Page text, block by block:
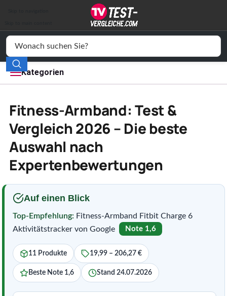
Kategorien
Elektronik
Freizeit
Wohnen
Service
Vergleichssiegel
Fitness-Armband: Test &
Vergleich 2026 – Die beste
Auswahl nach
Expertenbewertungen
Auf einen Blick
Top-Empfehlung: Fitness-Armband Fitbit Charge 6
Aktivitätstracker von Google
Note 1,6
11 Produkte 19,99 – 206,27 €
Beste Note 1,6 Stand 24.07.2026